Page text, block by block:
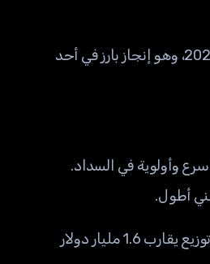
حصلت خطة السداد على موافقة محكمة أمريكية في أواخر 2024، وبدأت التوزيعات مطلع 2025، وهو إنجاز بارز في أحد
أطول.
اعتبارًا من سبتمبر 2025، تواصل FTX تحويل الأموال للدائنين. ففي 30 سبتمبر 2025 جرى توزيع يقارب 1.6 مليار دولار